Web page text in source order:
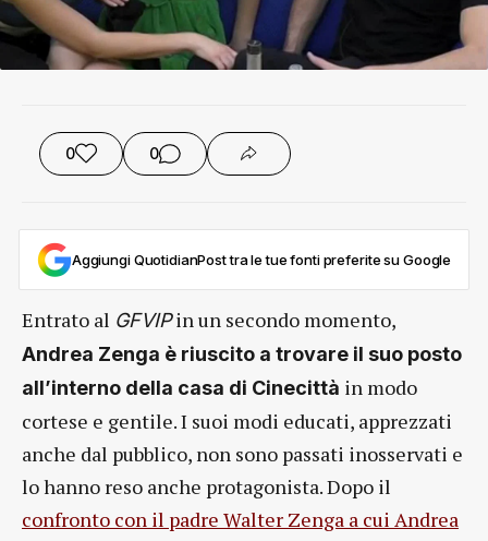
0 0
Aggiungi QuotidianPost tra le tue fonti preferite su Google
Entrato al GFVIPin un secondo momento,
Andrea Zenga è riuscito a trovare il suo posto
all’interno della casa di Cinecittà in modo
cortese e gentile. I suoi modi educati, apprezzati
anche dal pubblico, non sono passati inosservati e
lo hanno reso anche protagonista. Dopo il
confronto con il padre Walter Zenga a cui Andrea